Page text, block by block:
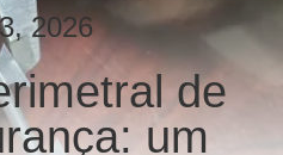
2026
de
um